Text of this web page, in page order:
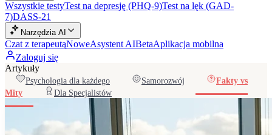
Wszystkie testyTest na depresję (PHQ-9)Test na lęk (GAD-
7)DASS-21
Narzędzia AI
Czat z terapeutąNoweAsystent AIBetaAplikacja mobilna
Zaloguj się
Artykuły
Psychologia dla każdego Samorozwój
Fakty vs
Mity
Dla Specjalistów